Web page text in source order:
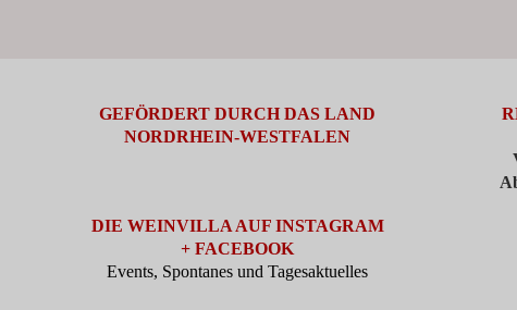
GEFÖRDERT DURCH DAS LAND
NORDRHEIN-WESTFALEN
DIE WEINVILLA AUF INSTAGRAM
+ FACEBOOK
Events, Spontanes und Tagesaktuelles